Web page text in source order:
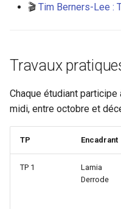
🎬 Tim Berners-Lee :
Travaux
Chaque étudiant participe
midi, entre octobre et
TP Encadrant
TP 1
Lamia
Derrode